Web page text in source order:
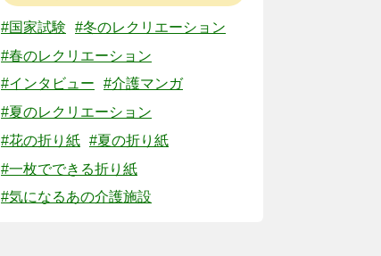
#国家試験
#冬のレクリエーション
#春のレクリエーション
#インタビュー
#介護マンガ
#夏のレクリエーション
#花の折り紙 #夏の折り紙
#一枚でできる折り紙
#気になるあの介護施設